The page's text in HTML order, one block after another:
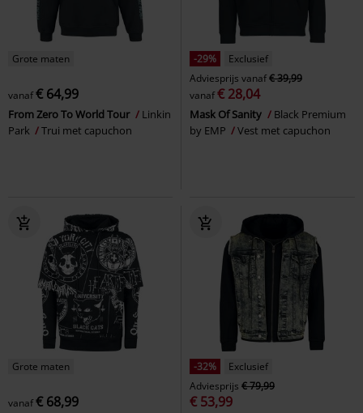
Grote maten
vanaf€ 64,99
From Zero To World Tour
Linkin
Park
Trui met capuchon
-29%
Exclusief
Adviesprijs vanaf€ 39,99
vanaf€ 28,04
Mask Of Sanity
Black Premium
by EMP
Vest met capuchon
Grote maten
vanaf€ 68,99
-32%
Exclusief
Adviesprijs € 79,99
€ 53,99